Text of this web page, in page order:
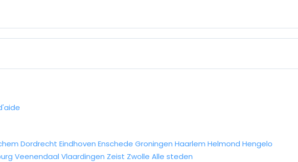
Dordrecht Eindhoven Enschede Groningen Haarlem Helmond Hengelo
Veenendaal Vlaardingen Zeist Zwolle Alle steden